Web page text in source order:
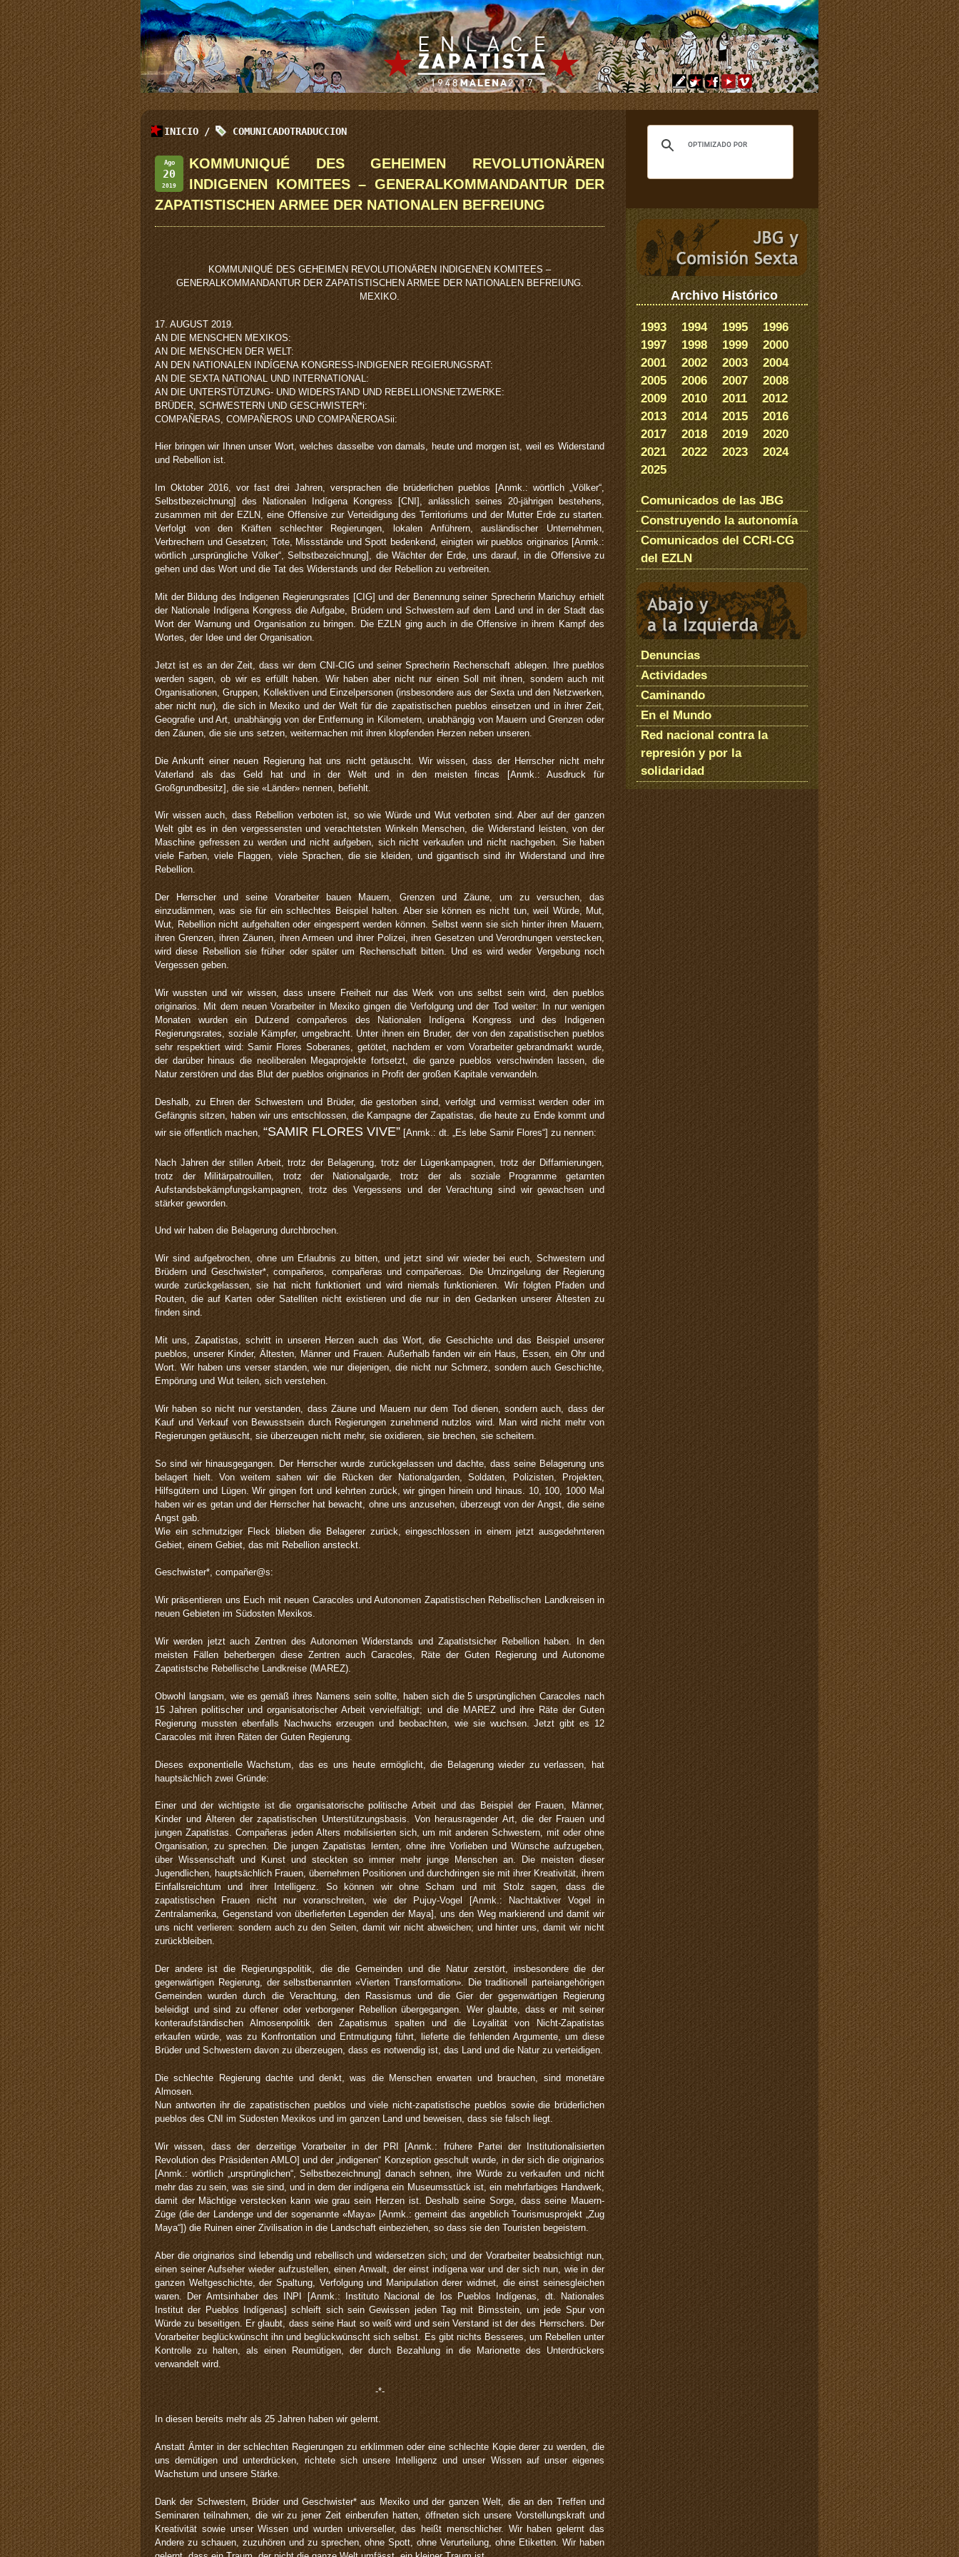
INICIO / COMUNICADOTRADUCCION
Ago
20
2019
KOMMUNIQUÉ DES GEHEIMEN REVOLUTIONÄREN
INDIGENEN KOMITEES – GENERALKOMMANDANTUR DER
ZAPATISTISCHEN ARMEE DER NATIONALEN BEFREIUNG
KOMMUNIQUÉ DES GEHEIMEN REVOLUTIONÄREN INDIGENEN KOMITEES –
GENERALKOMMANDANTUR DER ZAPATISTISCHEN ARMEE DER NATIONALEN BEFREIUNG.
MEXIKO.
17. AUGUST 2019.
AN DIE MENSCHEN MEXIKOS:
AN DIE MENSCHEN DER WELT:
AN DEN NATIONALEN INDÍGENA KONGRESS-INDIGENER REGIERUNGSRAT:
AN DIE SEXTA NATIONAL UND INTERNATIONAL:
AN DIE UNTERSTÜTZUNG- UND WIDERSTAND UND REBELLIONSNETZWERKE:
BRÜDER, SCHWESTERN UND GESCHWISTER*i:
COMPAÑERAS, COMPAÑEROS UND COMPAÑEROASii:
Hier bringen wir Ihnen unser Wort, welches dasselbe von damals, heute und morgen ist, weil es Widerstand
und Rebellion ist.
Im Oktober 2016, vor fast drei Jahren, versprachen die brüderlichen pueblos [Anmk.: wörtlich „Völker“,
Selbstbezeichnung] des Nationalen Indígena Kongress [CNI], anlässlich seines 20-jährigen bestehens,
zusammen mit der EZLN, eine Offensive zur Verteidigung des Territoriums und der Mutter Erde zu starten.
Verfolgt von den Kräften schlechter Regierungen, lokalen Anführern, ausländischer Unternehmen,
Verbrechern und Gesetzen; Tote, Missstände und Spott bedenkend, einigten wir pueblos originarios [Anmk.:
wörtlich „ursprüngliche Völker“, Selbstbezeichnung], die Wächter der Erde, uns darauf, in die Offensive zu
gehen und das Wort und die Tat des Widerstands und der Rebellion zu verbreiten.
Mit der Bildung des Indigenen Regierungsrates [CIG] und der Benennung seiner Sprecherin Marichuy erhielt
der Nationale Indígena Kongress die Aufgabe, Brüdern und Schwestern auf dem Land und in der Stadt das
Wort der Warnung und Organisation zu bringen. Die EZLN ging auch in die Offensive in ihrem Kampf des
Wortes, der Idee und der Organisation.
Jetzt ist es an der Zeit, dass wir dem CNI-CIG und seiner Sprecherin Rechenschaft ablegen. Ihre pueblos
werden sagen, ob wir es erfüllt haben. Wir haben aber nicht nur einen Soll mit ihnen, sondern auch mit
Organisationen, Gruppen, Kollektiven und Einzelpersonen (insbesondere aus der Sexta und den Netzwerken,
aber nicht nur), die sich in Mexiko und der Welt für die zapatistischen pueblos einsetzen und in ihrer Zeit,
Geografie und Art, unabhängig von der Entfernung in Kilometern, unabhängig von Mauern und Grenzen oder
den Zäunen, die sie uns setzen, weitermachen mit ihren klopfenden Herzen neben unseren.
Die Ankunft einer neuen Regierung hat uns nicht getäuscht. Wir wissen, dass der Herrscher nicht mehr
Vaterland als das Geld hat und in der Welt und in den meisten fincas [Anmk.: Ausdruck für
Großgrundbesitz], die sie «Länder» nennen, befiehlt.
Wir wissen auch, dass Rebellion verboten ist, so wie Würde und Wut verboten sind. Aber auf der ganzen
Welt gibt es in den vergessensten und verachtetsten Winkeln Menschen, die Widerstand leisten, von der
Maschine gefressen zu werden und nicht aufgeben, sich nicht verkaufen und nicht nachgeben. Sie haben
viele Farben, viele Flaggen, viele Sprachen, die sie kleiden, und gigantisch sind ihr Widerstand und ihre
Rebellion.
Der Herrscher und seine Vorarbeiter bauen Mauern, Grenzen und Zäune, um zu versuchen, das
einzudämmen, was sie für ein schlechtes Beispiel halten. Aber sie können es nicht tun, weil Würde, Mut,
Wut, Rebellion nicht aufgehalten oder eingesperrt werden können. Selbst wenn sie sich hinter ihren Mauern,
ihren Grenzen, ihren Zäunen, ihren Armeen und ihrer Polizei, ihren Gesetzen und Verordnungen verstecken,
wird diese Rebellion sie früher oder später um Rechenschaft bitten. Und es wird weder Vergebung noch
Vergessen geben.
Wir wussten und wir wissen, dass unsere Freiheit nur das Werk von uns selbst sein wird, den pueblos
originarios. Mit dem neuen Vorarbeiter in Mexiko gingen die Verfolgung und der Tod weiter: In nur wenigen
Monaten wurden ein Dutzend compañeros des Nationalen Indígena Kongress und des Indigenen
Regierungsrates, soziale Kämpfer, umgebracht. Unter ihnen ein Bruder, der von den zapatistischen pueblos
sehr respektiert wird: Samir Flores Soberanes, getötet, nachdem er vom Vorarbeiter gebrandmarkt wurde,
der darüber hinaus die neoliberalen Megaprojekte fortsetzt, die ganze pueblos verschwinden lassen, die
Natur zerstören und das Blut der pueblos originarios in Profit der großen Kapitale verwandeln.
Deshalb, zu Ehren der Schwestern und Brüder, die gestorben sind, verfolgt und vermisst werden oder im
Gefängnis sitzen, haben wir uns entschlossen, die Kampagne der Zapatistas, die heute zu Ende kommt und
wir sie öffentlich machen, “SAMIR FLORES VIVE” [Anmk.: dt. „Es lebe Samir Flores“] zu nennen:
Nach Jahren der stillen Arbeit, trotz der Belagerung, trotz der Lügenkampagnen, trotz der Diffamierungen,
trotz der Militärpatrouillen, trotz der Nationalgarde, trotz der als soziale Programme getarnten
Aufstandsbekämpfungskampagnen, trotz des Vergessens und der Verachtung sind wir gewachsen und
stärker geworden.
Und wir haben die Belagerung durchbrochen.
Wir sind aufgebrochen, ohne um Erlaubnis zu bitten, und jetzt sind wir wieder bei euch, Schwestern und
Brüdern und Geschwister*, compañeros, compañeras und compañeroas. Die Umzingelung der Regierung
wurde zurückgelassen, sie hat nicht funktioniert und wird niemals funktionieren. Wir folgten Pfaden und
Routen, die auf Karten oder Satelliten nicht existieren und die nur in den Gedanken unserer Ältesten zu
finden sind.
Mit uns, Zapatistas, schritt in unseren Herzen auch das Wort, die Geschichte und das Beispiel unserer
pueblos, unserer Kinder, Ältesten, Männer und Frauen. Außerhalb fanden wir ein Haus, Essen, ein Ohr und
Wort. Wir haben uns verser standen, wie nur diejenigen, die nicht nur Schmerz, sondern auch Geschichte,
Empörung und Wut teilen, sich verstehen.
Wir haben so nicht nur verstanden, dass Zäune und Mauern nur dem Tod dienen, sondern auch, dass der
Kauf und Verkauf von Bewusstsein durch Regierungen zunehmend nutzlos wird. Man wird nicht mehr von
Regierungen getäuscht, sie überzeugen nicht mehr, sie oxidieren, sie brechen, sie scheitern.
So sind wir hinausgegangen. Der Herrscher wurde zurückgelassen und dachte, dass seine Belagerung uns
belagert hielt. Von weitem sahen wir die Rücken der Nationalgarden, Soldaten, Polizisten, Projekten,
Hilfsgütern und Lügen. Wir gingen fort und kehrten zurück, wir gingen hinein und hinaus. 10, 100, 1000 Mal
haben wir es getan und der Herrscher hat bewacht, ohne uns anzusehen, überzeugt von der Angst, die seine
Angst gab.
Wie ein schmutziger Fleck blieben die Belagerer zurück, eingeschlossen in einem jetzt ausgedehnteren
Gebiet, einem Gebiet, das mit Rebellion ansteckt.
Geschwister*, compañer@s:
Wir präsentieren uns Euch mit neuen Caracoles und Autonomen Zapatistischen Rebellischen Landkreisen in
neuen Gebieten im Südosten Mexikos.
Wir werden jetzt auch Zentren des Autonomen Widerstands und Zapatistsicher Rebellion haben. In den
meisten Fällen beherbergen diese Zentren auch Caracoles, Räte der Guten Regierung und Autonome
Zapatistsche Rebellische Landkreise (MAREZ).
Obwohl langsam, wie es gemäß ihres Namens sein sollte, haben sich die 5 ursprünglichen Caracoles nach
15 Jahren politischer und organisatorischer Arbeit vervielfältigt; und die MAREZ und ihre Räte der Guten
Regierung mussten ebenfalls Nachwuchs erzeugen und beobachten, wie sie wuchsen. Jetzt gibt es 12
Caracoles mit ihren Räten der Guten Regierung.
Dieses exponentielle Wachstum, das es uns heute ermöglicht, die Belagerung wieder zu verlassen, hat
hauptsächlich zwei Gründe:
Einer und der wichtigste ist die organisatorische politische Arbeit und das Beispiel der Frauen, Männer,
Kinder und Älteren der zapatistischen Unterstützungsbasis. Von herausragender Art, die der Frauen und
jungen Zapatistas. Compañeras jeden Alters mobilisierten sich, um mit anderen Schwestern, mit oder ohne
Organisation, zu sprechen. Die jungen Zapatistas lernten, ohne ihre Vorlieben und Wünsche aufzugeben,
über Wissenschaft und Kunst und steckten so immer mehr junge Menschen an. Die meisten dieser
Jugendlichen, hauptsächlich Frauen, übernehmen Positionen und durchdringen sie mit ihrer Kreativität, ihrem
Einfallsreichtum und ihrer Intelligenz. So können wir ohne Scham und mit Stolz sagen, dass die
zapatistischen Frauen nicht nur voranschreiten, wie der Pujuy-Vogel [Anmk.: Nachtaktiver Vogel in
Zentralamerika, Gegenstand von überlieferten Legenden der Maya], uns den Weg markierend und damit wir
uns nicht verlieren: sondern auch zu den Seiten, damit wir nicht abweichen; und hinter uns, damit wir nicht
zurückbleiben.
Der andere ist die Regierungspolitik, die die Gemeinden und die Natur zerstört, insbesondere die der
gegenwärtigen Regierung, der selbstbenannten «Vierten Transformation». Die traditionell parteiangehörigen
Gemeinden wurden durch die Verachtung, den Rassismus und die Gier der gegenwärtigen Regierung
beleidigt und sind zu offener oder verborgener Rebellion übergegangen. Wer glaubte, dass er mit seiner
konteraufständischen Almosenpolitik den Zapatismus spalten und die Loyalität von Nicht-Zapatistas
erkaufen würde, was zu Konfrontation und Entmutigung führt, lieferte die fehlenden Argumente, um diese
Brüder und Schwestern davon zu überzeugen, dass es notwendig ist, das Land und die Natur zu verteidigen.
Die schlechte Regierung dachte und denkt, was die Menschen erwarten und brauchen, sind monetäre
Almosen.
Nun antworten ihr die zapatistischen pueblos und viele nicht-zapatistische pueblos sowie die brüderlichen
pueblos des CNI im Südosten Mexikos und im ganzen Land und beweisen, dass sie falsch liegt.
Wir wissen, dass der derzeitige Vorarbeiter in der PRI [Anmk.: frühere Partei der Institutionalisierten
Revolution des Präsidenten AMLO] und der „indigenen“ Konzeption geschult wurde, in der sich die originarios
[Anmk.: wörtlich „ursprünglichen“, Selbstbezeichnung] danach sehnen, ihre Würde zu verkaufen und nicht
mehr das zu sein, was sie sind, und in dem der indígena ein Museumsstück ist, ein mehrfarbiges Handwerk,
damit der Mächtige verstecken kann wie grau sein Herzen ist. Deshalb seine Sorge, dass seine Mauern-
Züge (die der Landenge und der sogenannte «Maya» [Anmk.: gemeint das angeblich Tourismusprojekt „Zug
Maya“]) die Ruinen einer Zivilisation in die Landschaft einbeziehen, so dass sie den Touristen begeistern.
Aber die originarios sind lebendig und rebellisch und widersetzen sich; und der Vorarbeiter beabsichtigt nun,
einen seiner Aufseher wieder aufzustellen, einen Anwalt, der einst indígena war und der sich nun, wie in der
ganzen Weltgeschichte, der Spaltung, Verfolgung und Manipulation derer widmet, die einst seinesgleichen
waren. Der Amtsinhaber des INPI [Anmk.: Instituto Nacional de los Pueblos Indígenas, dt. Nationales
Institut der Pueblos Indígenas] schleift sich sein Gewissen jeden Tag mit Bimsstein, um jede Spur von
Würde zu beseitigen. Er glaubt, dass seine Haut so weiß wird und sein Verstand ist der des Herrschers. Der
Vorarbeiter beglückwünscht ihn und beglückwünscht sich selbst. Es gibt nichts Besseres, um Rebellen unter
Kontrolle zu halten, als einen Reumütigen, der durch Bezahlung in die Marionette des Unterdrückers
verwandelt wird.
-*-
In diesen bereits mehr als 25 Jahren haben wir gelernt.
Anstatt Ämter in der schlechten Regierungen zu erklimmen oder eine schlechte Kopie derer zu werden, die
uns demütigen und unterdrücken, richtete sich unsere Intelligenz und unser Wissen auf unser eigenes
Wachstum und unsere Stärke.
Dank der Schwestern, Brüder und Geschwister* aus Mexiko und der ganzen Welt, die an den Treffen und
Seminaren teilnahmen, die wir zu jener Zeit einberufen hatten, öffneten sich unsere Vorstellungskraft und
Kreativität sowie unser Wissen und wurden universeller, das heißt menschlicher. Wir haben gelernt das
Andere zu schauen, zuzuhören und zu sprechen, ohne Spott, ohne Verurteilung, ohne Etiketten. Wir haben
Archivo Histórico
1993 1994 1995
1996
1997
1998 1999
2000
2001
2002 2003
2004
2005
2006 2007
2008
2009
2010 2011
2012
2013
2014 2015
2016
2017
2018 2019
2020
2021
2022 2023
2024
2025
Comunicados de las JBG
Construyendo la autonomía
Comunicados del CCRI-CG
del EZLN
Denuncias
Actividades
Caminando
En el Mundo
Red nacional contra la
represión y por la
solidaridad